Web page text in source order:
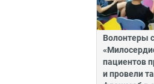
Волонтеры
пациентов
и провели